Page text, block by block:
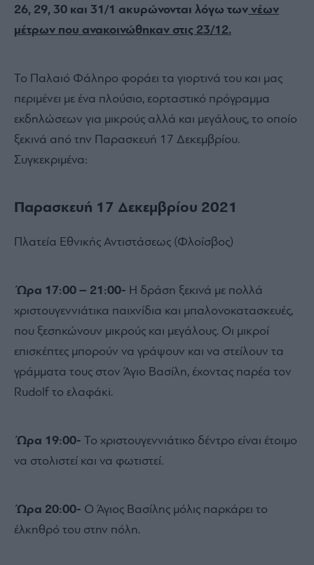
26, 29, 30 και 31/1 ακυρώνονται λόγω των νέων
μέτρων που ανακοινώθηκαν στις 23/12.
Το Παλαιό Φάληρο φοράει τα γιορτινά του και μας
περιμένει με ένα πλούσιο, εορταστικό πρόγραμμα
εκδηλώσεων για μικρούς αλλά και μεγάλους, το οποίο
ξεκινά από την Παρασκευή 17 Δεκεμβρίου.
Συγκεκριμένα:
Παρασκευή 17 Δεκεμβρίου 2021
Πλατεία Εθνικής Αντιστάσεως (Φλοίσβος)
Ώρα 17:00 – 21:00- Η δράση ξεκινά με πολλά
χριστουγεννιάτικα παιχνίδια και μπαλονοκατασκευές,
που ξεσηκώνουν μικρούς και μεγάλους. Οι μικροί
επισκέπτες μπορούν να γράψουν και να στείλουν τα
γράμματα τους στον Άγιο Βασίλη, έχοντας παρέα τον
Rudolf το ελαφάκi.
Ώρα 19:00- Το χριστουγεννιάτικο δέντρο είναι έτοιμο
να στολιστεί και να φωτιστεί.
Ώρα 20:00- Ο Άγιος Βασίλης μόλις παρκάρει το
έλκηθρό του στην πόλη.